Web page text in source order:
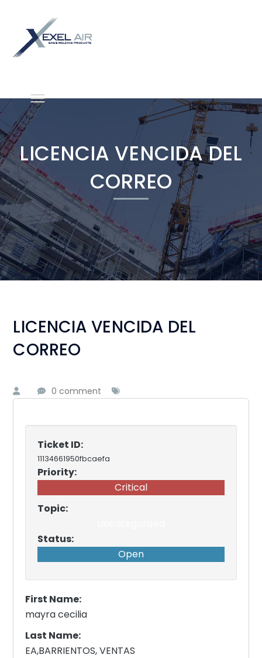
LICENCIA VENCIDA DEL
CORREO
LICENCIA VENCIDA DEL
CORREO
0 comment
Ticket ID:
11134661950fbcaefa
Priority:
Critical
Topic:
Status:
Open
First Name:
mayra cecilia
Last Name:
EA,BARRIENTOS, VENTAS